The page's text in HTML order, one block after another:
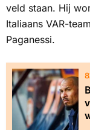
veld staan. Hij
Italiaans VAR-
Paganessi.